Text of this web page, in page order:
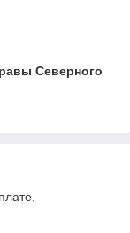
Северного